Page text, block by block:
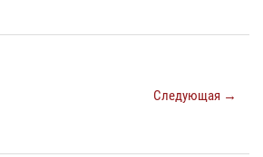
Следующая →